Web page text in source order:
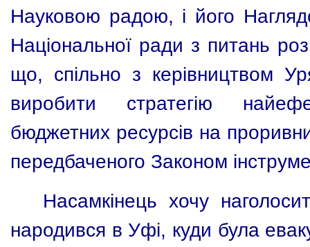
Науковою радою, і його
Національної ради з питань
що, спільно з керівництвом
виробити стратегію
бюджетних ресурсів на
передбаченого Законом
Насамкінець хочу
народився в Уфі, куди була